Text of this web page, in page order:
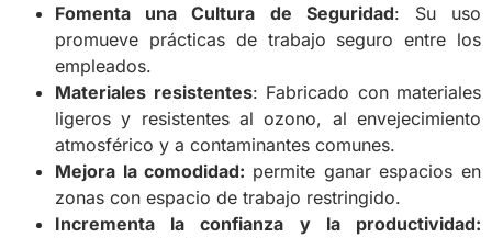
Fomenta una Cultura de Seguridad: Su uso
promueve prácticas de trabajo seguro entre los
empleados.
Materiales resistentes: Fabricado con materiales
ligeros y resistentes al ozono, al envejecimiento
atmosférico y a contaminantes comunes.
Mejora la comodidad: permite ganar espacios en
zonas con espacio de trabajo restringido.
Incrementa la confianza y la productividad: